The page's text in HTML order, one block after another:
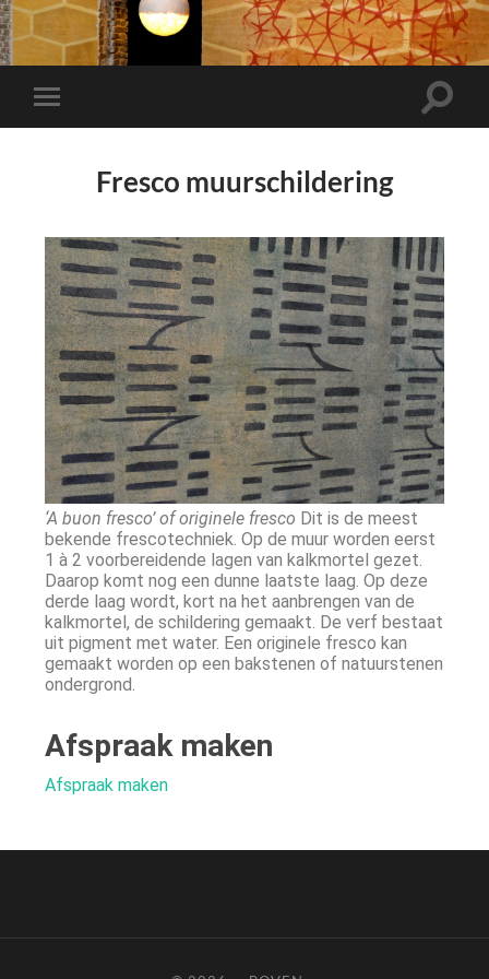
Fresco muurschildering
‘Abuon fresco’ of originele fresco Dit is de meest
bekende frescotechniek. Op de muur worden eerst
1 à 2 voorbereidende lagen van kalkmortel gezet.
Daarop komt nog een dunne laatste laag. Op deze
derde laag wordt, kort na het aanbrengen van de
kalkmortel, de schildering gemaakt. De verf bestaat
uit pigment met water. Een originele fresco kan
gemaakt worden op een bakstenen of natuurstenen
ondergrond.
Afspraak maken
Afspraak maken